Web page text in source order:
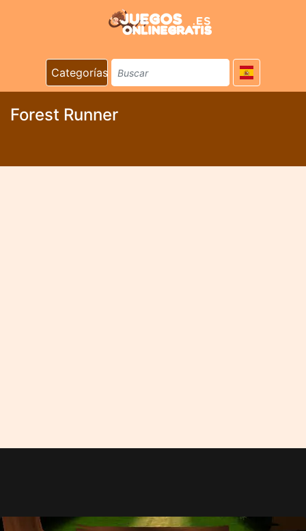
Categorías
Forest Runner